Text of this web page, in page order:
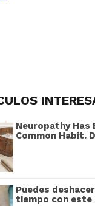
Neuropathy Has
Common Habit.
Puedes
tiempo con